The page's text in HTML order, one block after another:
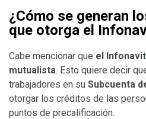
¿Cómo se generan
que otorga el
Cabe mencionar que el
mutualista. Esto quiere decir
trabajadores en su Subcuenta
otorgar los créditos de las
puntos de precalificación.